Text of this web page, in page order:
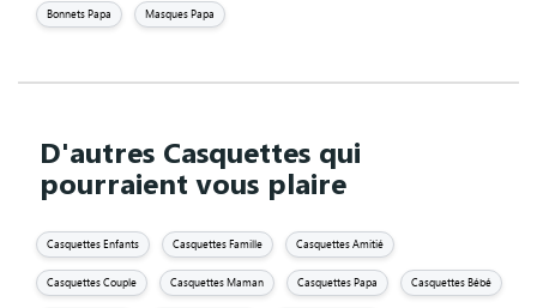
Bonnets Papa Masques Papa
D'autres Casquettes qui
pourraient vous plaire
Casquettes Enfants Casquettes Famille Casquettes Amitié
Casquettes Couple Casquettes Maman Casquettes Papa Casquettes Bébé